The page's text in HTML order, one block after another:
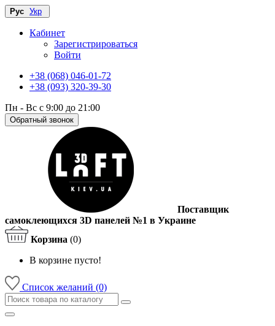
Рус Укр
Кабинет
Зарегистрироваться
Войти
+38 (068) 046-01-72
+38 (093) 320-39-30
Пн - Вс с 9:00 до 21:00
Обратный звонок
Поставщик
самоклеющихся 3D панелей №1 в Украине
Корзина (0)
В корзине пусто!
Список желаний (0)